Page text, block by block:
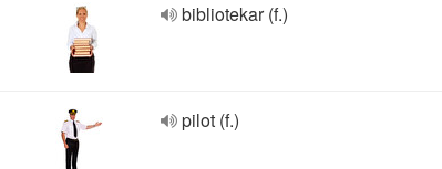
bibliotekar (f.)
pilot (f.)